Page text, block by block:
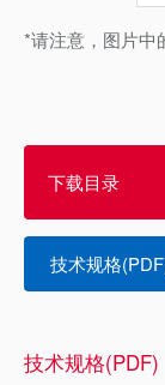
*请注意，图片中
下载目录
技术规格
技术规格(PDF)